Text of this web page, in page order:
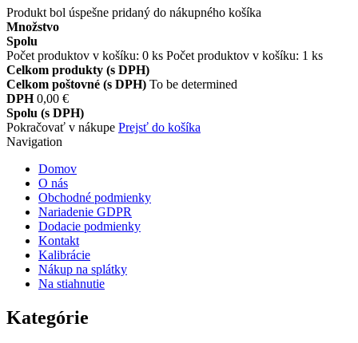
Produkt bol úspešne pridaný do nákupného košíka
Množstvo
Spolu
Počet produktov v košíku: 0 ks Počet produktov v košíku: 1 ks
Celkom produkty (s DPH)
Celkom poštovné (s DPH) To be determined
DPH 0,00 €
Spolu (s DPH)
Pokračovať v nákupe Prejsť do košíka
Navigation
Domov
O nás
Obchodné podmienky
Nariadenie GDPR
Dodacie podmienky
Kontakt
Kalibrácie
Nákup na splátky
Na stiahnutie
Kategórie